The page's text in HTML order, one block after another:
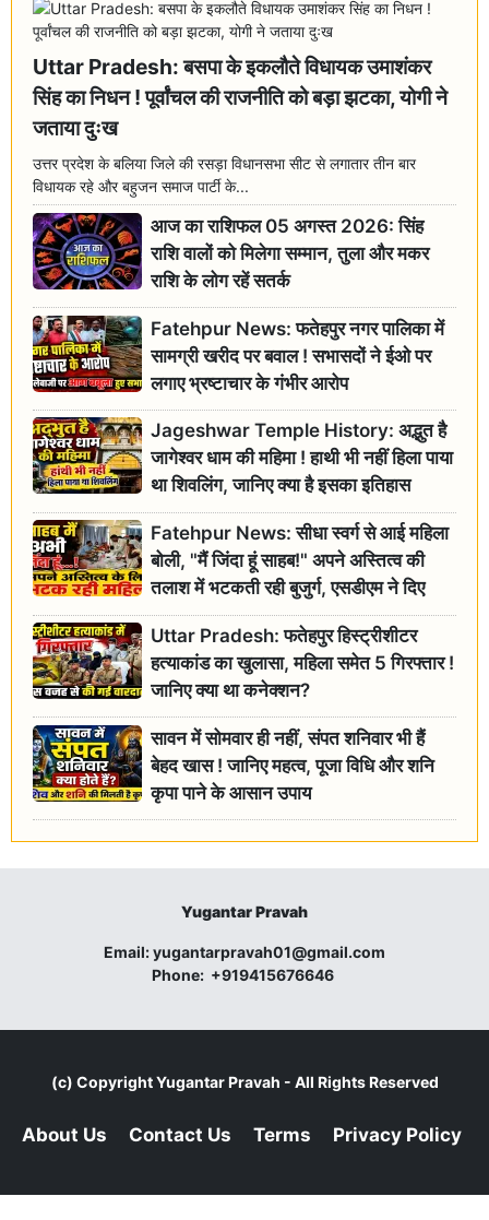
Uttar Pradesh: बसपा के इकलौते विधायक उमाशंकर
सिंह का निधन ! पूर्वांचल की राजनीति को बड़ा झटका, योगी ने
जताया दुःख
उत्तर प्रदेश के बलिया जिले की रसड़ा विधानसभा सीट से लगातार तीन बार
विधायक रहे और बहुजन समाज पार्टी के...
आज का राशिफल 05 अगस्त 2026: सिंह
राशि वालों को मिलेगा सम्मान, तुला और मकर
राशि के लोग रहें सतर्क
Fatehpur News: फतेहपुर नगर पालिका में
सामग्री खरीद पर बवाल ! सभासदों ने ईओ पर
लगाए भ्रष्टाचार के गंभीर आरोप
Jageshwar Temple History: अद्भुत है
जागेश्वर धाम की महिमा ! हाथी भी नहीं हिला पाया
था शिवलिंग, जानिए क्या है इसका इतिहास
Fatehpur News: सीधा स्वर्ग से आई महिला
बोली, "मैं जिंदा हूं साहब!" अपने अस्तित्व की
तलाश में भटकती रही बुजुर्ग, एसडीएम ने दिए
जांच के आदेश
Uttar Pradesh: फतेहपुर हिस्ट्रीशीटर
हत्याकांड का खुलासा, महिला समेत 5 गिरफ्तार !
जानिए क्या था कनेक्शन?
सावन में सोमवार ही नहीं, संपत शनिवार भी हैं
बेहद खास ! जानिए महत्व, पूजा विधि और शनि
कृपा पाने के आसान उपाय
Yugantar Pravah
Email:yugantarpravah01@gmail.com
Phone: +919415676646
(c) CopyrightYugantar Pravah - All Rights Reserved
About Us Contact Us Terms Privacy Policy